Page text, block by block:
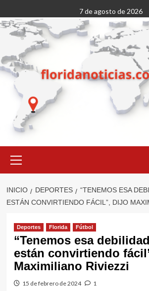
al
contenido
7 de agosto de 2026
primario
INICIO DEPORTES
“TENEMOS ESA
ESTÁN CONVIRTIENDO FÁCIL”, DIJO
Deportes Florida Fútbol
“Tenemos esa
están convirtiendo
Maximiliano Riviezzi
15 de febrero de 2024 1